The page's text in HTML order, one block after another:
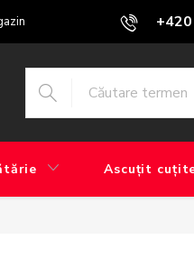
Care este
Ascuțit